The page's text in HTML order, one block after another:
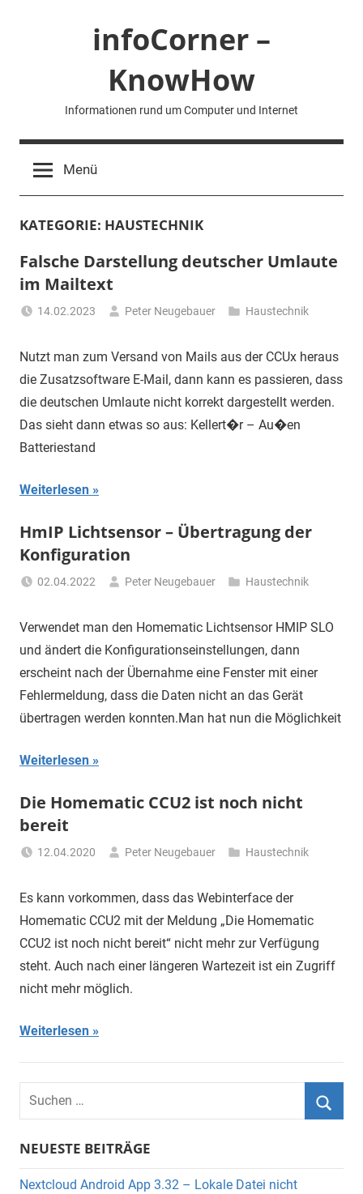
infoCorner –
KnowHow
Informationen rund um Computer und Internet
Menü
KATEGORIE: HAUSTECHNIK
Falsche Darstellung deutscher Umlaute
im Mailtext
14.02.2023 Peter Neugebauer Haustechnik
Nutzt man zum Versand von Mails aus der CCUx heraus
die Zusatzsoftware E-Mail, dann kann es passieren, dass
die deutschen Umlaute nicht korrekt dargestellt werden.
Das sieht dann etwas so aus: Kellert�r – Au�en
Batteriestand
Weiterlesen
HmIP Lichtsensor – Übertragung der
Konfiguration
02.04.2022 Peter Neugebauer Haustechnik
Verwendet man den Homematic Lichtsensor HMIP SLO
und ändert die Konfigurationseinstellungen, dann
erscheint nach der Übernahme eine Fenster mit einer
Fehlermeldung, dass die Daten nicht an das Gerät
übertragen werden konnten.Man hat nun die Möglichkeit
Weiterlesen
Die Homematic CCU2 ist noch nicht
bereit
12.04.2020 Peter Neugebauer Haustechnik
Es kann vorkommen, dass das Webinterface der
Homematic CCU2 mit der Meldung „Die Homematic
CCU2 ist noch nicht bereit“ nicht mehr zur Verfügung
steht. Auch nach einer längeren Wartezeit ist ein Zugriff
nicht mehr möglich.
Weiterlesen
Suchen
nach:
NEUESTE BEITRÄGE
Nextcloud Android App 3.32 – Lokale Datei nicht